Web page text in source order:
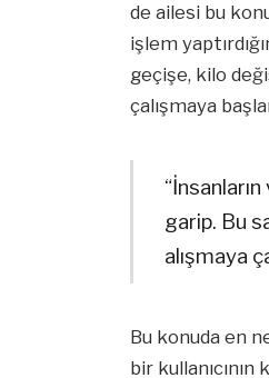
de ailesi bu
işlem
geçişe, kilo
çalışmaya
garip. Bu
alışmaya
Bu konuda en
bir